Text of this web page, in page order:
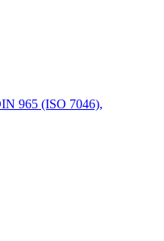
965 (ISO 7046),